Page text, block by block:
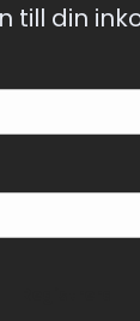
till din